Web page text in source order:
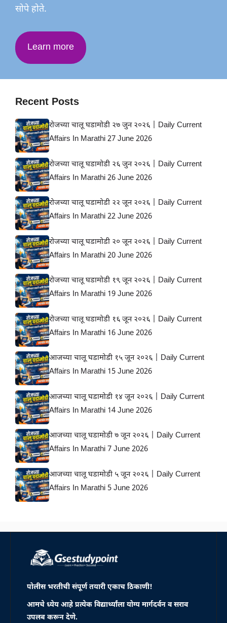
सोपे होते.
Learn more
Recent Posts
रोजच्या चालू घडामोडी २७ जुन २०२६ | Daily Current
Affairs In Marathi 27 June 2026
रोजच्या चालू घडामोडी २६ जुन २०२६ | Daily Current
Affairs In Marathi 26 June 2026
रोजच्या चालू घडामोडी २२ जून २०२६ | Daily Current
Affairs In Marathi 22 June 2026
रोजच्या चालू घडामोडी २० जून २०२६ | Daily Current
Affairs In Marathi 20 June 2026
रोजच्या चालू घडामोडी १९ जून २०२६ | Daily Current
Affairs In Marathi 19 June 2026
रोजच्या चालू घडामोडी १६ जून २०२६ | Daily Current
Affairs In Marathi 16 June 2026
आजच्या चालू घडामोडी १५ जून २०२६ | Daily Current
Affairs In Marathi 15 June 2026
आजच्या चालू घडामोडी १४ जून २०२६ | Daily Current
Affairs In Marathi 14 June 2026
आजच्या चालू घडामोडी ७ जून २०२६ | Daily Current
Affairs In Marathi 7 June 2026
आजच्या चालू घडामोडी ५ जून २०२६ | Daily Current
Affairs In Marathi 5 June 2026
पोलीस भरतीची संपूर्ण तयारी एकाच ठिकाणी!
आमचे ध्येय आहे प्रत्येक विद्यार्थ्यांला योग्य मार्गदर्वन व सराव
उपलब करून देणे.